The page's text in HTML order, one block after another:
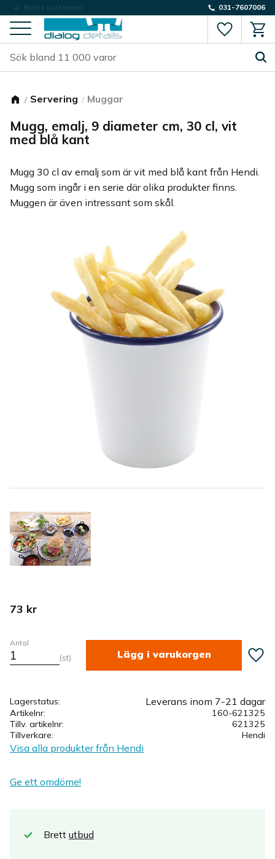
Meny
Låg fraktkostnad 031-7607006
Servering Muggar
Mugg, emalj, 9 diameter cm, 30 cl, vit
med blå kant
Mugg 30 cl av emalj som är vit med blå kant från Hendi.
Mugg som ingår i en serie där olika produkter finns.
Muggen är även intressant som skål.
73 kr
Antal
st Lägg
Lagerstatus Leverans inom 7-21 dagar
Artikelnr
160-621325
Tillv. artikelnr
621325
Tillverkare
Hendi
Visa alla produkter från Hendi
Ge ett omdöme!
Brett utbud